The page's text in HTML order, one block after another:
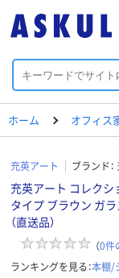
ホーム オフィス
充英アート ブランド：
充英アート コレク
タイプ ブラウン ガ
（直送品）
（0件
ランキングを見る：本棚/